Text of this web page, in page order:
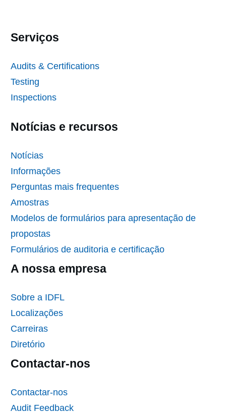
Serviços
Audits & Certifications
Testing
Inspections
Notícias e recursos
Notícias
Informações
Perguntas mais frequentes
Amostras
Modelos de formulários para apresentação de
propostas
Formulários de auditoria e certificação
A nossa empresa
Sobre a IDFL
Localizações
Carreiras
Diretório
Contactar-nos
Contactar-nos
Audit Feedback